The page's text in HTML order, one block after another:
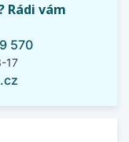
Rádi vám
570
17